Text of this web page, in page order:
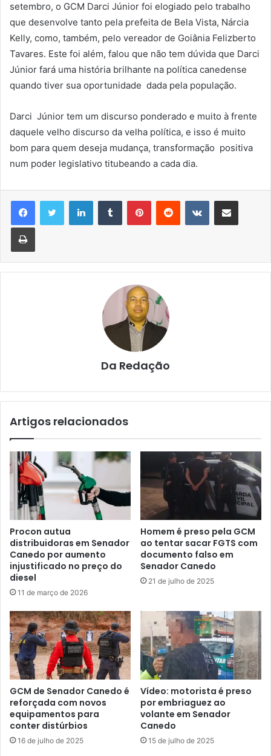
setembro, o GCM Darci Júnior foi elogiado pelo trabalho
que desenvolve tanto pela prefeita de Bela Vista, Nárcia
Kelly, como, também, pelo vereador de Goiânia Felizberto
Tavares. Este foi além, falou que não tem dúvida que Darci
Júnior fará uma história brilhante na política canedense
quando tiver sua oportunidade dada pela população.
Darci Júnior tem um discurso ponderado e muito à frente
daquele velho discurso da velha política, e isso é muito
bom para quem deseja mudança, transformação positiva
num poder legislativo titubeando a cada dia.
LinkedinTumblr PinterestReddit VK Compartilhar via e-mail
Imprimir
Da Redação
Artigos relacionados
Procon autua
distribuidoras em Senador
Canedo por aumento
injustificado no preço do
diesel
11 de março de 2026
Homem é preso pela GCM
ao tentar sacar FGTS com
documento falso em
Senador Canedo
21 de julho de 2025
GCM de Senador Canedo é
reforçada com novos
equipamentos para
conter distúrbios
16 de julho de 2025
Vídeo: motorista é preso
por embriaguez ao
volante em Senador
Canedo
15 de julho de 2025